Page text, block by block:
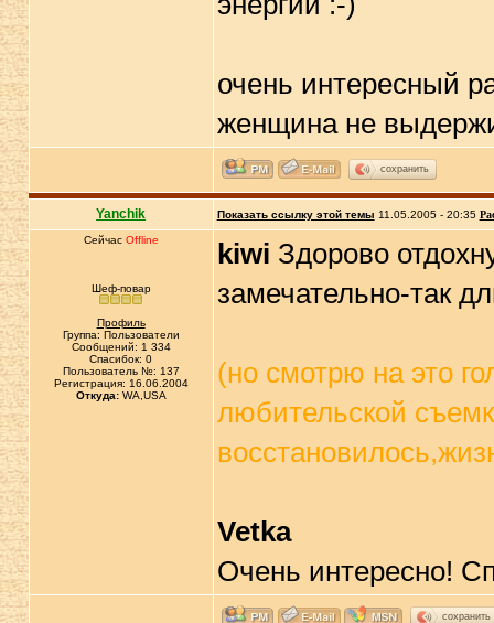
очень интересный
женщина не
сохранить
Yanchik Показать ссылку этой темы 11.05.2005 - 20:35
Сейчас Offline
Шеф-повар
Профиль
Группа: Пользователи
Сообщений: 1 334
Спасибок: 0
Пользователь №: 137
Регистрация: 16.06.2004
Откуда:WA,USA
kiwi Здорово
замечательно-так
(но смотрю на это
любительской
Vetka
Очень интересно!
сохранить